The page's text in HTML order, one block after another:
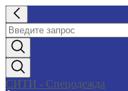
СИТИ - Спецодежда